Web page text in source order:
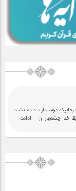
دوستدارید دیده نشید
خدا چشمهارا ن ... ادامه